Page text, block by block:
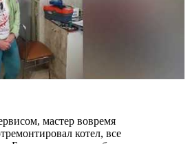
мастер вовремя
котел, все